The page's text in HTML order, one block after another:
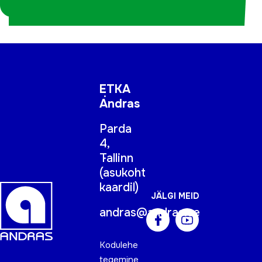
ETKA
Andras
Parda
4,
Tallinn
(asukoht
kaardil)
andras@andras.ee
Kodulehe
tegemine
JÄLGI MEID